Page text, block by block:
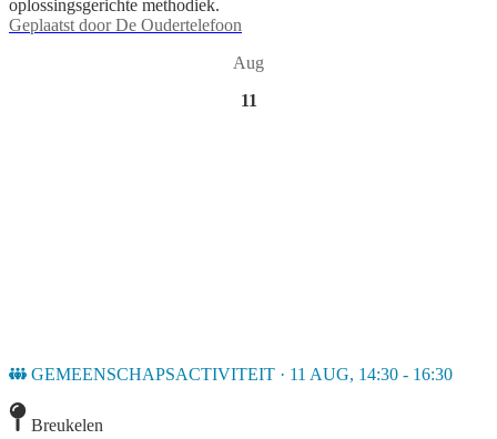
oplossingsgerichte methodiek.
Geplaatst door De Oudertelefoon
Aug
11
GEMEENSCHAPSACTIVITEIT · 11 AUG, 14:30 - 16:30
Breukelen